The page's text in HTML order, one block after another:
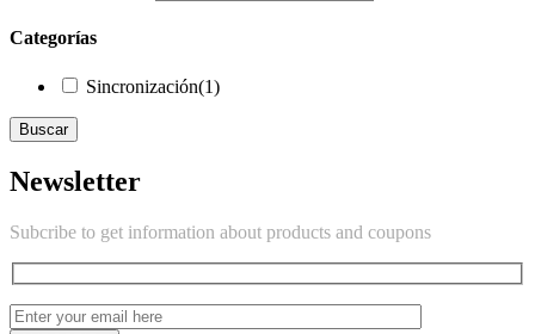
Categorías
Sincronización(1)
Buscar
Newsletter
Subcribe to get information about products and coupons